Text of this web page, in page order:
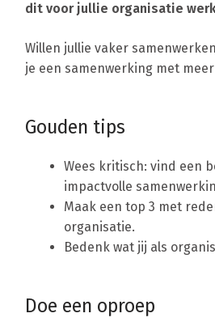
dit voor jullie organisatie
Willen jullie vaker
je een samenwerking met
Gouden tips
Wees kritisch: vind een
impactvolle
Maak een top 3 met
organisatie.
Bedenk wat jij als
Doe een oproep